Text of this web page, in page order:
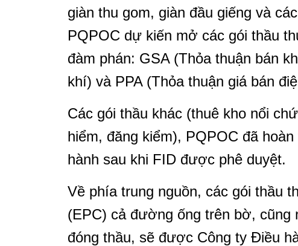
giàn thu gom, giàn đầu giếng và
PQPOC dự kiến mở các gói thầu
đàm phán: GSA (Thỏa thuận bán
khí) và PPA (Thỏa thuận giá bán
Các gói thầu khác (thuê kho nổi
hiểm, đăng kiểm), PQPOC đã
hành sau khi FID được phê duyệt.
Về phía trung nguồn, các gói thầu
(EPC) cả đường ống trên bờ,
đóng thầu, sẽ được Công ty Điều